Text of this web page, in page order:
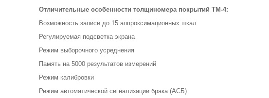
Отличительные особенности толщиномера покрытий ТМ-4:
Возможность записи до 15 аппроксимационных шкал
Регулируемая подсветка экрана
Режим выборочного усреднения
Память на 5000 результатов измерений
Режим калибровки
Режим автоматической сигнализации брака (АСБ)